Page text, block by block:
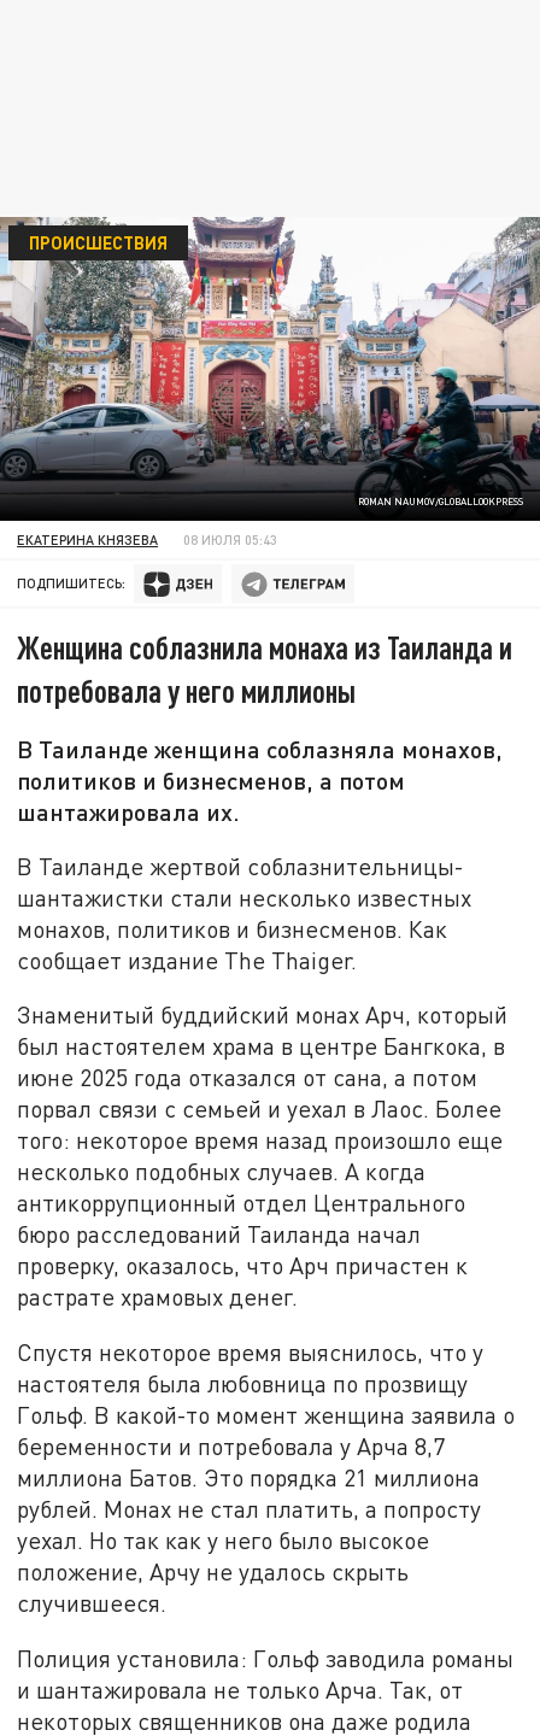
ROMAN NAUMOV/GLOBALLOOKPRESS
ПРОИСШЕСТВИЯ
ЕКАТЕРИНА КНЯЗЕВА 08 ИЮЛЯ 05:43
ПОДПИШИТЕСЬ:
Женщина соблазнила монаха из Таиланда и
потребовала у него миллионы
В Таиланде женщина соблазняла монахов,
политиков и бизнесменов, а потом
шантажировала их.
В Таиланде жертвой соблазнительницы-
шантажистки стали несколько известных
монахов, политиков и бизнесменов. Как
сообщает издание The Thaiger.
Знаменитый буддийский монах Арч, который
был настоятелем храма в центре Бангкока, в
июне 2025 года отказался от сана, а потом
порвал связи с семьей и уехал в Лаос. Более
того: некоторое время назад произошло еще
несколько подобных случаев. А когда
антикоррупционный отдел Центрального
бюро расследований Таиланда начал
проверку, оказалось, что Арч причастен к
растрате храмовых денег.
Спустя некоторое время выяснилось, что у
настоятеля была любовница по прозвищу
Гольф. В какой-то момент женщина заявила о
беременности и потребовала у Арча 8,7
миллиона Батов. Это порядка 21 миллиона
рублей. Монах не стал платить, а попросту
уехал. Но так как у него было высокое
положение, Арчу не удалось скрыть
случившееся.
Полиция установила: Гольф заводила романы
и шантажировала не только Арча. Так, от
некоторых священников она даже родила